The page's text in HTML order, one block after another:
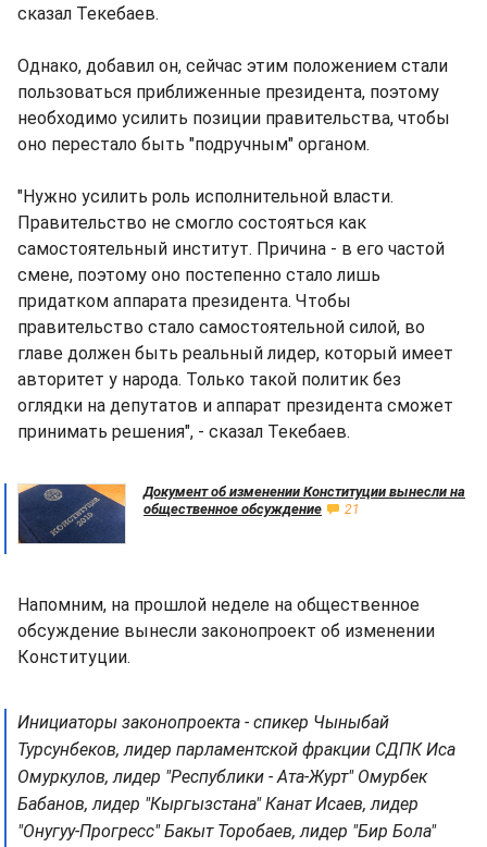
сказал Текебаев.
Однако, добавил он, сейчас этим положением стали
пользоваться приближенные президента, поэтому
необходимо усилить позиции правительства, чтобы
оно перестало быть "подручным" органом.
"Нужно усилить роль исполнительной власти.
Правительство не смогло состояться как
самостоятельный институт. Причина - в его частой
смене, поэтому оно постепенно стало лишь
придатком аппарата президента. Чтобы
правительство стало самостоятельной силой, во
главе должен быть реальный лидер, который имеет
авторитет у народа. Только такой политик без
оглядки на депутатов и аппарат президента сможет
принимать решения", - сказал Текебаев.
Документ об изменении Конституции вынесли на
общественное обсуждение
21
Напомним, на прошлой неделе на общественное
обсуждение вынесли законопроект об изменении
Конституции.
Инициаторы законопроекта - спикер Чыныбай
Турсунбеков, лидер парламентской фракции СДПК Иса
Омуркулов, лидер "Республики - Ата-Журт" Омурбек
Бабанов, лидер "Кыргызстана" Канат Исаев, лидер
"Онугуу-Прогресс" Бакыт Торобаев, лидер "Бир Бола"